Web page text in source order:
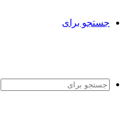
جستجو برای